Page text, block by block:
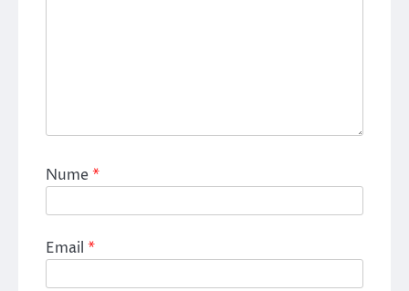
Nume*
Email *